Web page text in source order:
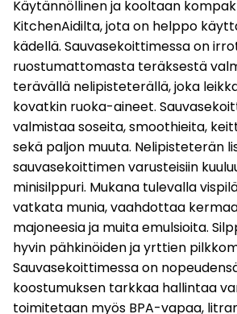
Käytännöllinen ja kooltaan
KitchenAidilta, jota on helppo
kädellä. Sauvasekoittimessa on
ruostumattomasta teräksestä
terävällä nelipisteterällä, joka
kovatkin ruoka-aineet.
valmistaa soseita, smoothieita,
sekä paljon muuta. Nelipisteterän
sauvasekoittimen varusteisiin
minisilppuri. Mukana tulevalla
vatkata munia, vaahdottaa
majoneesia ja muita emulsioita.
hyvin pähkinöiden ja yrttien
Sauvasekoittimessa on
koostumuksen tarkkaa hallintaa
toimitetaan myös BPA-vapaa,